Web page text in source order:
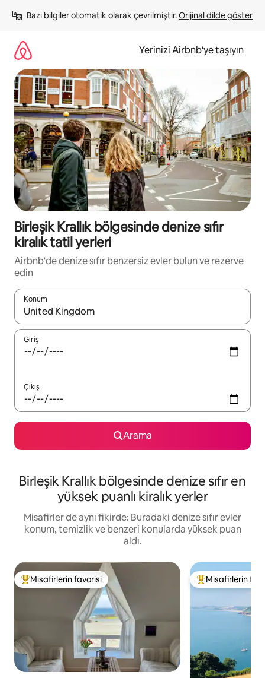
atla
Bazı bilgiler otomatik olarak çevrilmiştir. Orijinal dilde göster
Yerinizi Airbnb'ye taşıyın
Birleşik Krallık bölgesinde denize sıfır
kiralık tatil yerleri
Airbnb'de denize sıfır benzersiz evler bulun ve rezerve
edin
Konum
Sonuçlar kullanılabilir olduğunda yukarı ve aşağı oklarıyla
Giriş
Çıkış
Arama
Birleşik Krallık bölgesinde denize sıfır en
yüksek puanlı kiralık yerler
Misafirler de aynı fikirde: Buradaki denize sıfır evler
konum, temizlik ve benzeri konularda yüksek puan
aldı.
Misafirlerin favorilerinden en beğenilenler arasında
Misafirlerin favorisi Misafirlerin
Misafirlerin